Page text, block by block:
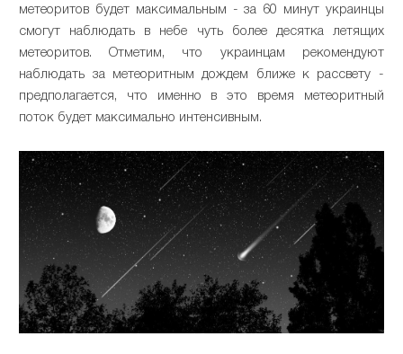
метеоритов будет максимальным - за 60 минут украинцы
смогут наблюдать в небе чуть более десятка летящих
метеоритов. Отметим, что украинцам рекомендуют
наблюдать за метеоритным дождем ближе к рассвету -
предполагается, что именно в это время метеоритный
поток будет максимально интенсивным.